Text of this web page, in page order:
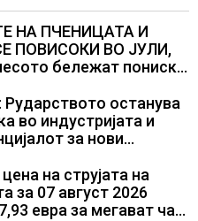
НА ПЧЕНИЦАТА И
ПОВИСОКИ ВО ЈУЛИ,
бележат пониски
Рударството останува
во индустријата и
за нови
на струјата на
за 07 август 2026
евра за мегават час,